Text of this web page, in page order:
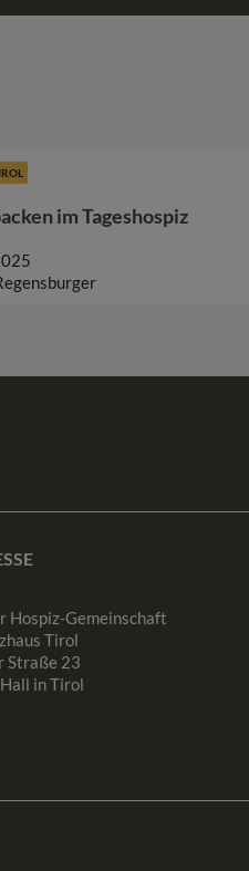
im Tageshospiz
Hospiz-Gemeinschaft
Tirol
Straße 23
in Tirol